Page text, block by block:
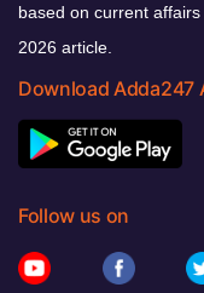
based on current
2026 article.
Download Adda247
Follow us on